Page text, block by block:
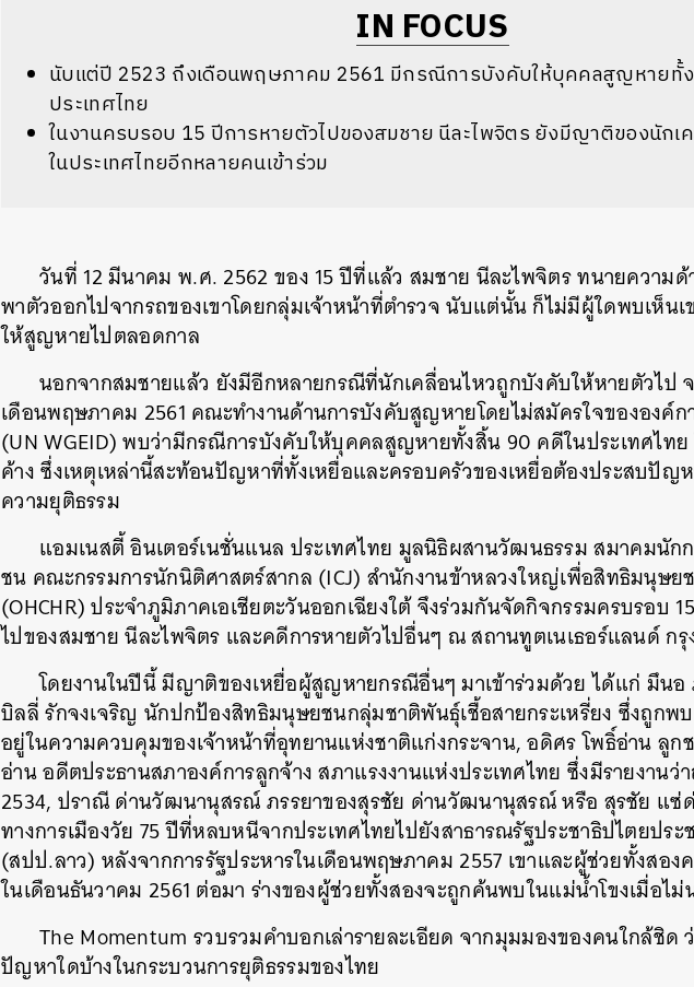
IN FOCUS
นับแต่ปี 2523 ถึงเดือนพฤษภาคม 2561 มีกรณีการบังคับให้บุคคลสูญหายทั้
ประเทศไทย
ในงานครบรอบ 15 ปีการหายตัวไปของสมชาย นีละไพจิตร ยังมีญาติของนักเ
ในประเทศไทยอีกหลายคนเข้าร่วม
วันที่ 12 มีนาคม พ.ศ. 2562 ของ 15 ปีที่แล้ว สมชาย นีละไพจิตร ทนายความ
พาตัวออกไปจากรถของเขาโดยกลุ่มเจ้าหน้าที่ตำรวจ นับแต่นั้น ก็ไม่มีผู้ใดพบเห็นเ
ให้สูญหายไปตลอดกาล
นอกจากสมชายแล้ว ยังมีอีกหลายกรณีที่นักเคลื่อนไหวถูกบังคับให้หายตัวไป
เดือนพฤษภาคม 2561 คณะทำงานด้านการบังคับสูญหายโดยไม่สมัครใจขององค์ก
(UN WGEID) พบว่ามีกรณีการบังคับให้บุคคลสูญหายทั้งสิ้น 90 คดีในประเทศไท
ค้าง ซึ่งเหตุเหล่านี้สะท้อนปัญหาที่ทั้งเหยื่อและครอบครัวของเหยื่อต้องประสบปัญ
ความยุติธรรม
แอมเนสตี้ อินเตอร์เนชั่นแนล ประเทศไทย มูลนิธิผสานวัฒนธรรม สมาคมนั
ชน คณะกรรมการนักนิติศาสตร์สากล (ICJ) สำนักงานข้าหลวงใหญ่เพื่อสิทธิมนุษย
(OHCHR) ประจำภูมิภาคเอเชียตะวันออกเฉียงใต้ จึงร่วมกันจัดกิจกรรมครบรอบ
ไปของสมชาย นีละไพจิตร และคดีการหายตัวไปอื่นๆ ณ สถานทูตเนเธอร์แลนด์ กรุ
โดยงานในปีนี้ มีญาติของเหยื่อผู้สูญหายกรณีอื่นๆ มาเข้าร่วมด้วย ได้แก่ มึนอ
บิลลี่ รักจงเจริญ นักปกป้องสิทธิมนุษยชนกลุ่มชาติพันธุ์เชื้อสายกระเหรี่ยง ซึ่งถูกพ
อยู่ในความควบคุมของเจ้าหน้าที่อุทยานแห่งชาติแก่งกระจาน, อดิศร โพธิ์อ่าน ลูก
อ่าน อดีตประธานสภาองค์การลูกจ้าง สภาแรงงานแห่งประเทศไทย ซึ่งมีรายงานว่
2534, ปราณี ด่านวัฒนานุสรณ์ ภรรยาของสุรชัย ด่านวัฒนานุสรณ์ หรือ สุรชัย แซ่
ทางการเมืองวัย 75 ปีที่หลบหนีจากประเทศไทยไปยังสาธารณรัฐประชาธิปไตยประ
(สปป.ลาว) หลังจากการรัฐประหารในเดือนพฤษภาคม 2557 เขาและผู้ช่วยทั้งสอ
ในเดือนธันวาคม 2561 ต่อมา ร่างของผู้ช่วยทั้งสองจะถูกค้นพบในแม่น้ำโขงเมื่อไ
The Momentum รวบรวมคำบอกเล่ารายละเอียด จากมุมมองของคนใกล้ชิด
ปัญหาใดบ้างในกระบวนการยุติธรรมของไทย